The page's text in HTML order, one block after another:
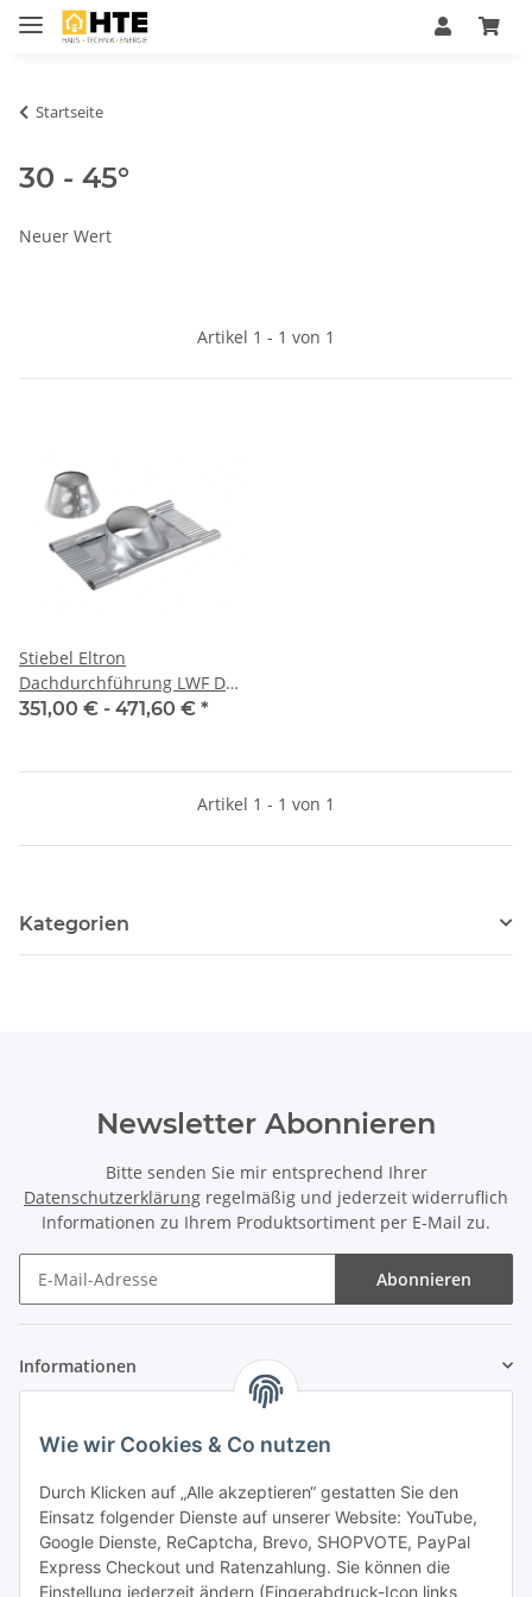
Startseite
30 - 45°
Neuer Wert
Artikel 1 - 1 von 1
Stiebel Eltron
Dachdurchführung LWF DE
160 - 10 - 30 - 45
351,00 € - 471,60 € *
Artikel 1 - 1 von 1
Kategorien
Newsletter Abonnieren
Bitte senden Sie mir entsprechend Ihrer
Datenschutzerklärung regelmäßig und jederzeit widerruflich
Informationen zu Ihrem Produktsortiment per E-Mail zu.
Abonnieren
Informationen
Zahlung & Versand
Wie wir Cookies & Co nutzen
Durch Klicken auf „Alle akzeptieren“ gestatten Sie den
Einsatz folgender Dienste auf unserer Website: YouTube,
Google Dienste, ReCaptcha, Brevo, SHOPVOTE, PayPal
Express Checkout und Ratenzahlung. Sie können die
Einstellung jederzeit ändern (Fingerabdruck-Icon links